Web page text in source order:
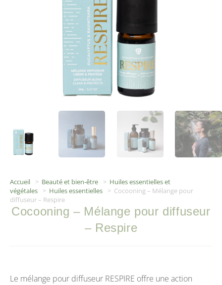
Accueil > Beauté et bien-être > Huiles essentielles et
végétales
> Huiles essentielles > Cocooning – Mélange pour
diffuseur – Respire
Cocooning – Mélange pour diffuseur
– Respire
Le mélange pour diffuseur RESPIRE offre une action